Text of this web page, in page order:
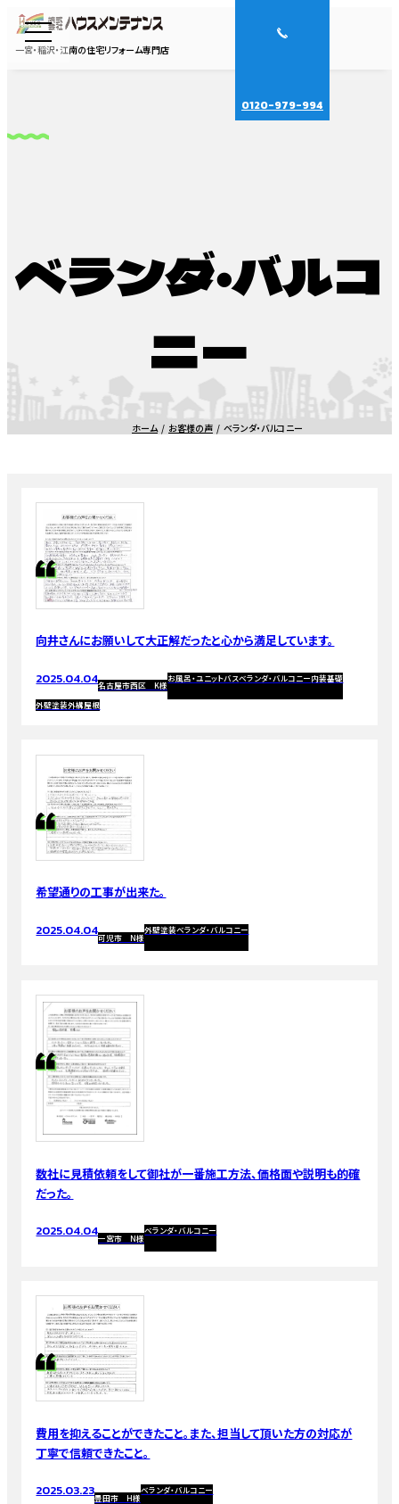
一宮・稲沢・江南の住宅リフォーム専門店
0120-979-994
ベランダ・バルコ
ニー
ホーム お客様の声 ベランダ・バルコニー
向井さんにお願いして大正解だったと心から満足しています。
2025.04.04名古屋市西区 K様
お風呂・ユニットバスベランダ・バルコニー内装基礎
外壁塗装外構屋根
希望通りの工事が出来た。
2025.04.04可児市 N様
外壁塗装ベランダ・バルコニー
数社に見積依頼をして御社が一番施工方法、価格面や説明も的確
だった。
2025.04.04一宮市 N様
ベランダ・バルコニー
費用を抑えることができたこと。また、担当して頂いた方の対応が
丁寧で信頼できたこと。
2025.03.23豊田市 H様
ベランダ・バルコニー